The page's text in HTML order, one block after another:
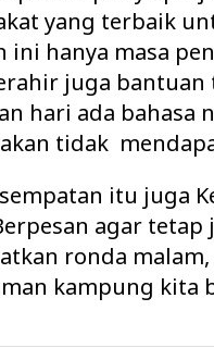
yang terbaik
ini hanya masa
juga
hari ada bahasa
tidak
itu juga
agar tetap
ronda
kampung kita